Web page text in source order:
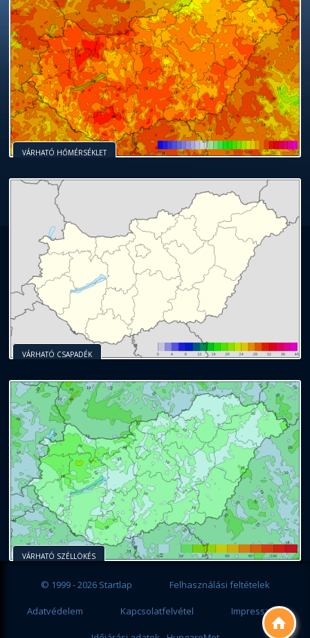

VÁRHATÓ HŐMÉRSÉKLET
VÁRHATÓ CSAPADÉK
VÁRHATÓ SZÉLLÖKÉS
© 1999 - 2026 Startlap Felhasználási feltételek
Adatvédelem Kapcsolatfelvétel Impresszum